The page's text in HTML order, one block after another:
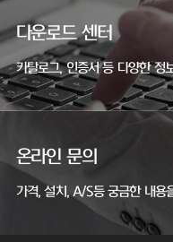
다운로드 센터
카탈로그, 인증서 등 다양한 정
온라인 문의
가격, 설치, A/S등 궁금한 내용